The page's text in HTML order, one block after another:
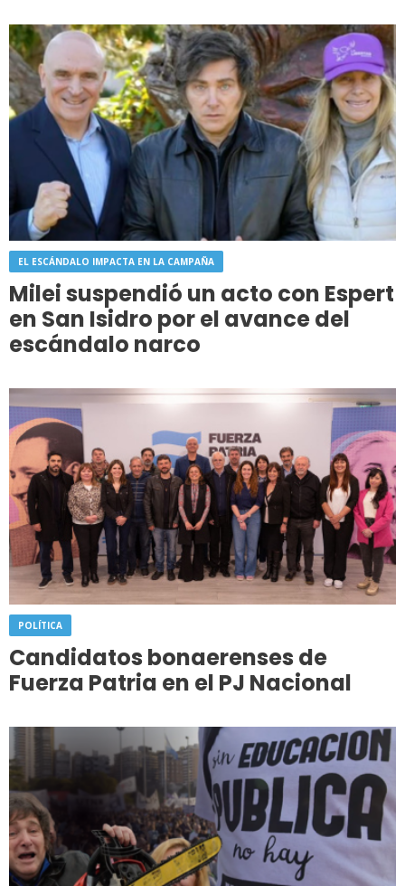
EL ESCÁNDALO IMPACTA EN LA CAMPAÑA
Milei suspendió un acto con Espert
en San Isidro por el avance del
escándalo narco
POLÍTICA
Candidatos bonaerenses de
Fuerza Patria en el PJ Nacional